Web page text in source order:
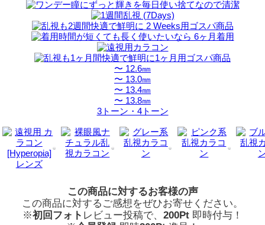
〜 12.6㎜
〜 13.0㎜
〜 13.4㎜
〜 13.8㎜
3トーン・4トーン
この商品に対するお客様の声
この商品に対するご感想をぜひお寄せください。
※初回フォト レビュー投稿で、 200Pt 即時付与！